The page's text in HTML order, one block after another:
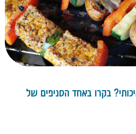
בקרו באחד הסניפים של